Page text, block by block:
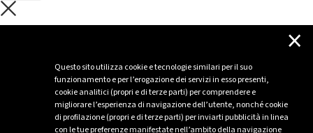
Questo sito utilizza cookie e tecnologie similari per il suo
funzionamento e per l’erogazione dei servizi in esso presenti,
cookie analitici (propri e di terze parti) per comprendere e
migliorare l’esperienza di navigazione dell’utente, nonché cookie
di profilazione (propri e di terze parti) per inviarti pubblicità in linea
con le tue preferenze manifestate nell’ambito della navigazione
×
C'è un problema con il recupero dei
Per favore riprova piú tardi